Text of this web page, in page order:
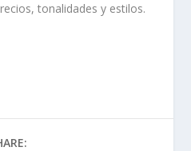
tonalidades y estilos.